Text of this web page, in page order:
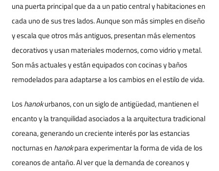
una puerta principal que da a un patio central y habitaciones en
cada uno de sus tres lados. Aunque son más simples en diseño
y escala que otros más antiguos, presentan más elementos
decorativos y usan materiales modernos, como vidrio y metal.
Son más actuales y están equipados con cocinas y baños
remodelados para adaptarse a los cambios en el estilo de vida.
Loshanokurbanos, con un siglo de antigüedad, mantienen el
encanto y la tranquilidad asociados a la arquitectura tradicional
coreana, generando un creciente interés por las estancias
nocturnas en hanokpara experimentar la forma de vida de los
coreanos de antaño. Al ver que la demanda de coreanos y